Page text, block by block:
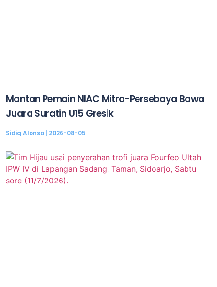
Mantan Pemain NIAC Mitra-Persebaya Bawa
Juara Suratin U15 Gresik
Sidiq Alonso 2026-08-05